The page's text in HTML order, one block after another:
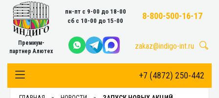
Премиум-
партнер Алютех
пн-пт с 9-00 до 18-00
сб с 10-00 до 15-00
8-800-500-16-17
zakaz@indigo-int.ru
+7 (4872) 250-442
Toggle Navigation